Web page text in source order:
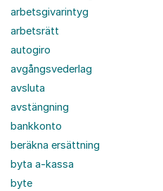
arbetsgivarintyg
arbetsrätt
autogiro
avgångsvederlag
avsluta
avstängning
bankkonto
beräkna ersättning
byta a-kassa
byte